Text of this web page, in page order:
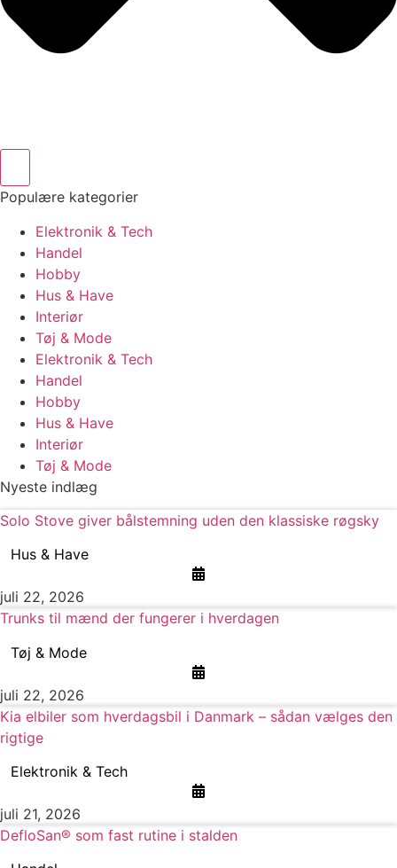
Populære kategorier
Elektronik & Tech
Handel
Hobby
Hus & Have
Interiør
Tøj & Mode
Elektronik & Tech
Handel
Hobby
Hus & Have
Interiør
Tøj & Mode
Nyeste indlæg
Solo Stove giver bålstemning uden den klassiske røgsky
Hus & Have
juli 22, 2026
Trunks til mænd der fungerer i hverdagen
Tøj & Mode
juli 22, 2026
Kia elbiler som hverdagsbil i Danmark – sådan vælges den
rigtige
Elektronik & Tech
juli 21, 2026
DefloSan® som fast rutine i stalden